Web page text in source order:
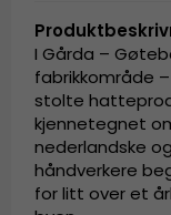
I Gårda –
fabrikkområde
stolte
kjennetegnet
nederlandske
håndverkere
for litt over et